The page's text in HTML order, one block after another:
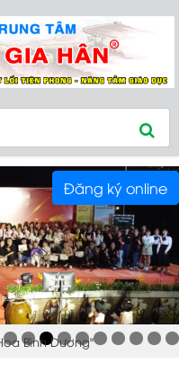
Bình Dương"
Đăng ký online